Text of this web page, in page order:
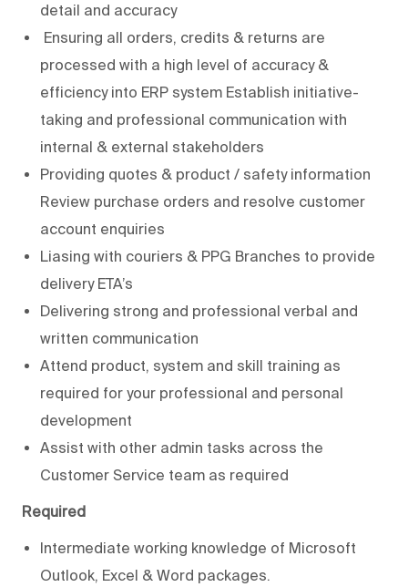
detail and accuracy
Ensuring all orders, credits & returns are
processed with a high level of accuracy &
efficiency into ERP system Establish initiative-
taking and professional communication with
internal & external stakeholders
Providing quotes & product / safety information
Review purchase orders and resolve customer
account enquiries
Liasing with couriers & PPG Branches to provide
delivery ETA’s
Delivering strong and professional verbal and
written communication
Attend product, system and skill training as
required for your professional and personal
development
Assist with other admin tasks across the
Customer Service team as required
Required
Intermediate working knowledge of Microsoft
Outlook, Excel & Word packages.